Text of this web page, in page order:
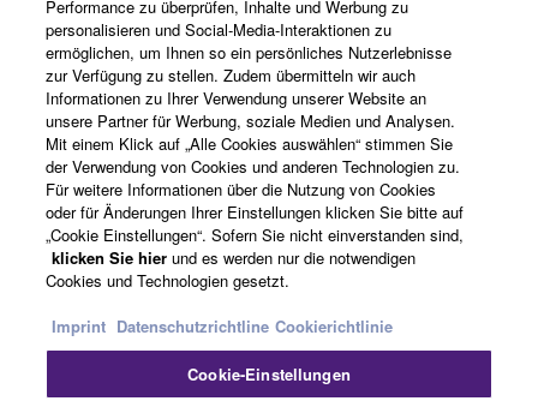
Über Yamaha
Deutschland - German
Business
KontaktNutzungsbedingungenDatenschutzerklärung
Performance zu überprüfen, Inhalte und Werbung zu
personalisieren und Social-Media-Interaktionen zu
ermöglichen, um Ihnen so ein persönliches Nutzerlebnisse
zur Verfügung zu stellen. Zudem übermitteln wir auch
Informationen zu Ihrer Verwendung unserer Website an
unsere Partner für Werbung, soziale Medien und Analysen.
Mit einem Klick auf „Alle Cookies auswählen“ stimmen Sie
der Verwendung von Cookies und anderen Technologien zu.
Für weitere Informationen über die Nutzung von Cookies
oder für Änderungen Ihrer Einstellungen klicken Sie bitte auf
„Cookie Einstellungen“. Sofern Sie nicht einverstanden sind,
klicken Sie hier und es werden nur die notwendigen
Cookies und Technologien gesetzt.
Imprint Datenschutzrichtline Cookierichtlinie
Cookie-Einstellungen